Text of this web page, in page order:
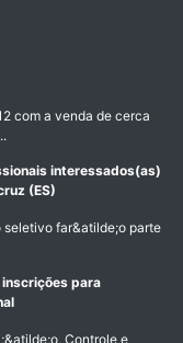
com a venda de cerca
interessados(as)
(ES)
seletivo far&atilde;o parte
para
Controle e